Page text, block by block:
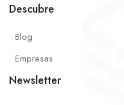
Descubre
Blog
Empresas
Newsletter